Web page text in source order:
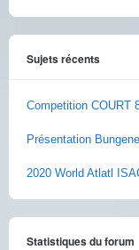
Sujets récents
Competition COURT
Présentation
2020 World Atlatl
Statistiques du forum